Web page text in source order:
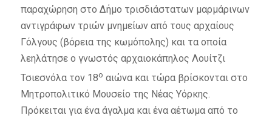
παραχώρηση στο Δήμο τρισδιάστατων μαρμάρινων
αντιγράφων τριών μνημείων από τους αρχαίους
Γόλγους (βόρεια της κωμόπολης) και τα οποία
λεηλάτησε ο γνωστός αρχαιοκάπηλος Λουίτζι
Τσιεσνόλα τον 18ο αιώνα και τώρα βρίσκονται στο
Μητροπολιτικό Μουσείο της Νέας Υόρκης.
Πρόκειται για ένα άγαλμα και ένα αέτωμα από το